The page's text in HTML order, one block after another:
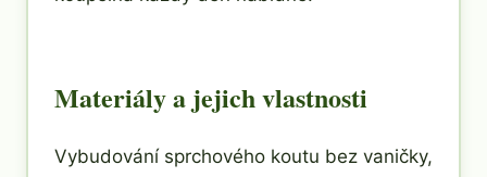
Materiály a jejich vlastnosti
Vybudování sprchového koutu bez vaničky,